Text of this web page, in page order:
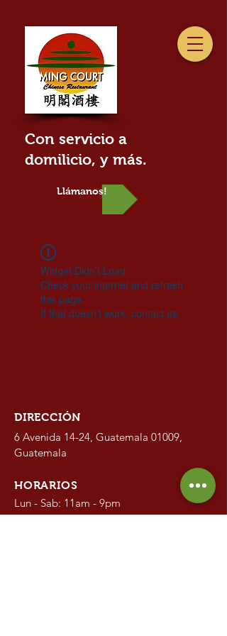
Con servicio a
domilicio, y más.
Llámanos!
Widget Didn’t Load
Check your internet and refresh
this page.
If that doesn’t work, contact us.
DIRECCIÓN
6 Avenida 14-24, Guatemala 01009,
Guatemala
HORARIOS
Lun - Sab: 11am - 9pm
Dom: 11am - 7:30pm